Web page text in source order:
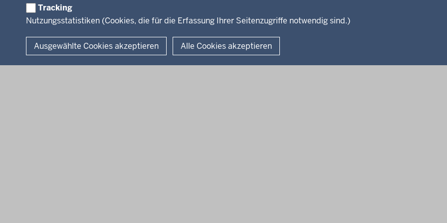
Tracking
Nutzungsstatistiken (Cookies, die für die Erfassung Ihrer Seitenzugriffe notwendig sind.)
Ausgewählte Cookies akzeptieren Alle Cookies akzeptieren